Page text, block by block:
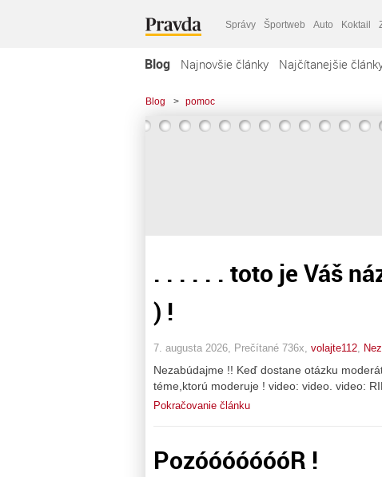
Správy Športweb Auto Koktail
Blog Najnovšie články Najčítanejšie
Blog > pomoc
. . . . . . toto je Váš
) !
7. augusta 2026, Prečítané 736x, volajte112
Nezabúdajme !! Keď dostane otázku
téme,ktorú moderuje ! video: video. video:
Pokračovanie článku
PozóóóóóóóR !